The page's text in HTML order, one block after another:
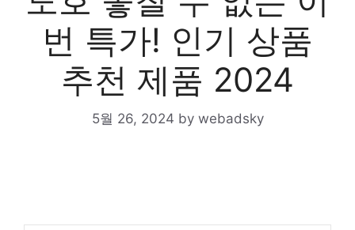
번 특가! 인기 상품
추천 제품 2024
5월 26, 2024 by webadsky